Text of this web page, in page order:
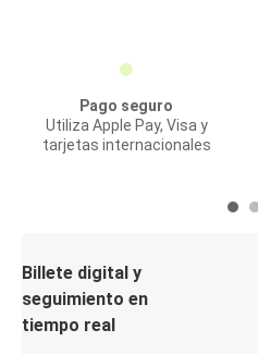
Pago seguro
Utiliza Apple Pay, Visa y
tarjetas internacionales
Billete digital y
seguimiento en
tiempo real